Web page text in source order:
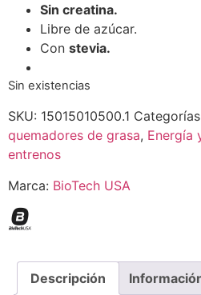
Sin creatina.
Libre de azúcar.
Con stevia.
Sin existencias
SKU: 15015010500.1
quemadores de grasa, Energía
entrenos
Marca: BioTech USA
Descripción